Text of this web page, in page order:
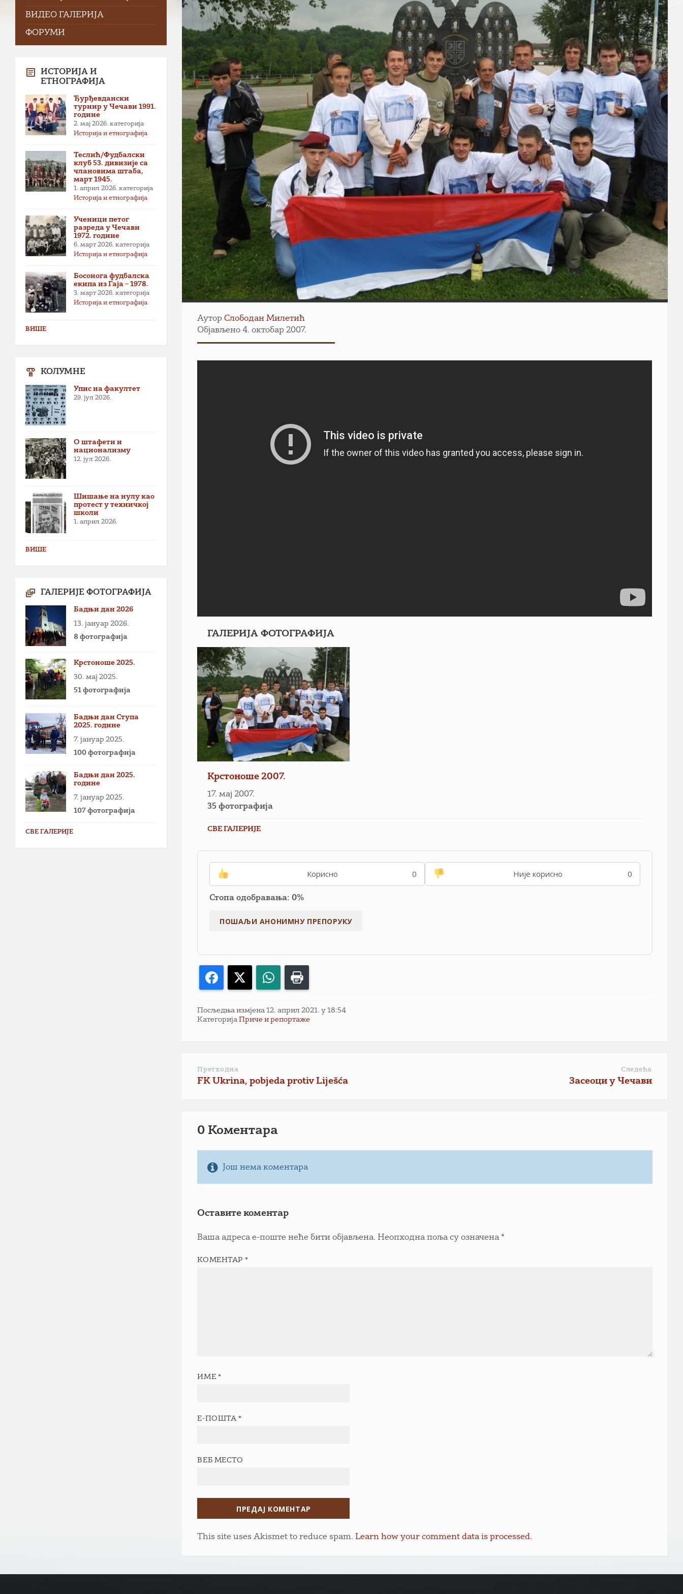
АуторСлободан Милетић
Објављено 4. октобар 2007.
ГАЛЕРИЈА ФОТОГРАФИЈА
Крстоноше 2007.
17. мај 2007.
35 фотографија
СВЕ ГАЛЕРИЈЕ
Корисно 0 Није корисно 0
Стопа одобравања: 0%
Facebook WhatsApp
Посљедња измјена 12. април 2021. у 18:54
КатегоријаПриче и репортаже
Претходна
FK Ukrina, pobjeda protiv Liješća
Следећа
Засеоци у Чечави
0 Коментарa
Још нема коментара
Оставите коментар
Ваша адреса е-поште неће бити објављена. Неопходна поља су означена*
КОМЕНТАР *
ИМЕ *
Е-ПОШТА *
ВЕБ МЕСТО
This site uses Akismet to reduce spam.Learn how your comment data is processed.
ВИДЕО ГАЛЕРИЈА
ФОРУМИ
ИСТОРИЈА И
ЕТНОГРАФИЈА
Ђурђевдански
турнир у Чечави 1991.
године
2. мај 2026. категорија
Историја и етнографија
Теслић/Фудбалски
клуб 53. дивизије са
члановима штаба,
март 1945.
1. април 2026. категорија
Историја и етнографија
Ученици петог
разреда у Чечави
1972. године
6. март 2026. категорија
Историја и етнографија
Босонога фудбалска
екипа из Гаја – 1978.
3. март 2026. категорија
Историја и етнографија
ВИШЕ
КОЛУМНЕ
Упис на факултет
29. јул 2026.
О штафети и
национализму
12. јул 2026.
Шишање на нулу као
протест у техничкој
школи
1. април 2026.
ВИШЕ
ГАЛЕРИЈЕ ФОТОГРАФИЈА
Бадњи дан 2026
13. јануар 2026.
8 фотографија
Крстоноше 2025.
30. мај 2025.
51 фотографија
Бадњи дан Ступа
2025. године
7. јануар 2025.
100 фотографија
Бадњи дан 2025.
године
7. јануар 2025.
107 фотографија
СВЕ ГАЛЕРИЈЕ